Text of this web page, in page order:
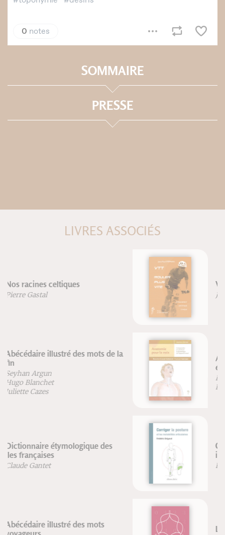
SOMMAIRE
PRESSE
LIVRES ASSOCIÉS
VTT rouler plus vite
Anatomie pour la voix - Nouvelle
Blandine Calais-Germain
Corriger la posture et les
La structure cachée du réel